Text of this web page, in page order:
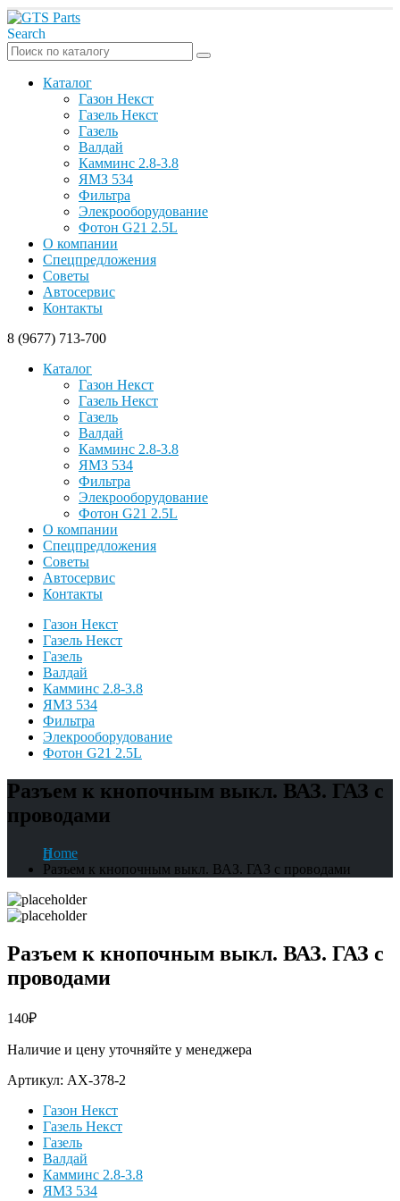
Search
Каталог
Газон Некст
Газель Некст
Газель
Валдай
Камминс 2.8-3.8
ЯМЗ 534
Фильтра
Элекрооборудование
Фотон G21 2.5L
О компании
Спецпредложения
Советы
Автосервис
Контакты
8 (9677) 713-700
Каталог
Газон Некст
Газель Некст
Газель
Валдай
Камминс 2.8-3.8
ЯМЗ 534
Фильтра
Элекрооборудование
Фотон G21 2.5L
О компании
Спецпредложения
Советы
Автосервис
Контакты
Газон Некст
Газель Некст
Газель
Валдай
Камминс 2.8-3.8
ЯМЗ 534
Фильтра
Элекрооборудование
Фотон G21 2.5L
Разъем к кнопочным выкл. ВАЗ. ГАЗ с
проводами
Home
Разъем к кнопочным выкл. ВАЗ. ГАЗ с проводами
Разъем к кнопочным выкл. ВАЗ. ГАЗ с
проводами
140₽
Наличие и цену уточняйте у менеджера
Артикул: АХ-378-2
Газон Некст
Газель Некст
Газель
Валдай
Камминс 2.8-3.8
ЯМЗ 534